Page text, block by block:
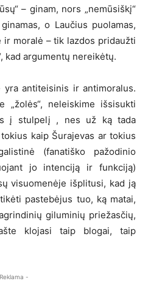
– ginam, nors „nemūsiškį“
o Laučius puolamas,
moralė – tik lazdos pridaužti
kad argumentų nereikėtų.
yra antiteisinis ir antimoralus.
„žolės“, neleiskime išsisukti
į stulpelį , nes už ką tada
kaip Šurajevas ar tokius
(fanatiško pažodinio
jo intenciją ir funkciją)
visuomenėje išplitusi, kad ją
pastebėjus tuo, ką matai,
giluminių priežasčių,
klojasi taip blogai, taip
-